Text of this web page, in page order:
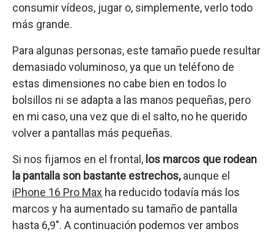
consumir vídeos, jugar o, simplemente, verlo todo
más grande.
Para algunas personas, este tamaño puede resultar
demasiado voluminoso, ya que un teléfono de
estas dimensiones no cabe bien en todos lo
bolsillos ni se adapta a las manos pequeñas, pero
en mi caso, una vez que di el salto, no he querido
volver a pantallas más pequeñas.
Si nos fijamos en el frontal, los marcos que rodean
la pantalla son bastante estrechos,aunque el
iPhone 16 Pro Max ha reducido todavía más los
marcos y ha aumentado su tamaño de pantalla
hasta 6,9″. A continuación podemos ver ambos